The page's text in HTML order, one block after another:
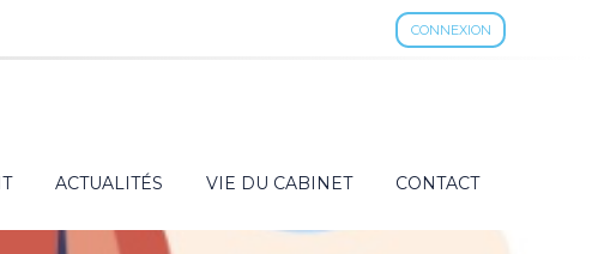
CONNEXION
ACTUALITÉS VIE DU CABINET CONTACT